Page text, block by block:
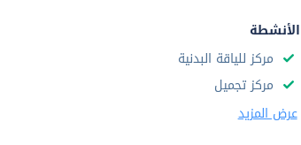
الأنشطة
مركز للياقة البدنية
مركز تجميل
عرض المزيد